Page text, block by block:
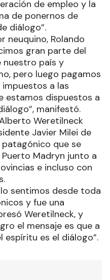
de empleo y la
de ponernos de
diálogo”.
neuquino, Rolando
gran parte del
país y
pero luego pagamos
a las
estamos dispuestos a
manifestó.
Weretilneck
Javier Milei de
que se
Madryn junto a
e incluso con
sentimos desde toda
y fue una
Weretilneck, y
el mensaje es que a
espíritu es el diálogo”.